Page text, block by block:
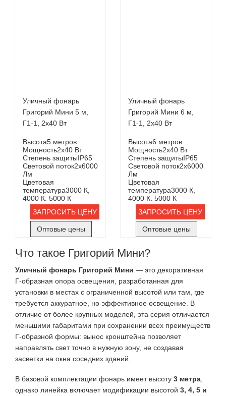
Уличный фонарь
Григорий Мини 5 м,
Г1-1, 2х40 Вт
Высота5 метров
Мощность2х40 Вт
Степень защитыIP65
Световой поток2х6000
Лм
Цветовая
температура3000 К,
4000 К. 5000 К
ЗАПРОСИТЬ ЦЕНУ
Оптовые цены
Уличный фонарь
Григорий Мини 6 м,
Г1-1, 2х40 Вт
Высота6 метров
Мощность2х40 Вт
Степень защитыIP65
Световой поток2х6000
Лм
Цветовая
температура3000 К,
4000 К. 5000 К
ЗАПРОСИТЬ ЦЕНУ
Оптовые цены
Что такое Григорий Мини?
Уличный фонарь Григорий Мини — это декоративная
Г-образная опора освещения, разработанная для
установки в местах с ограниченной высотой или там, где
требуется аккуратное, но эффективное освещение. В
отличие от более крупных моделей, эта серия отличается
меньшими габаритами при сохранении всех преимуществ
Г-образной формы: вынос кронштейна позволяет
направлять свет точно в нужную зону, не создавая
засветки на окна соседних зданий.
В базовой комплектации фонарь имеет высоту 3 метра
однако линейка включает модификации высотой 3, 4, 5 и